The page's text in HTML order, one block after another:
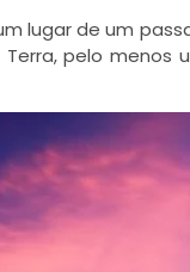
lugar de um
pelo menos